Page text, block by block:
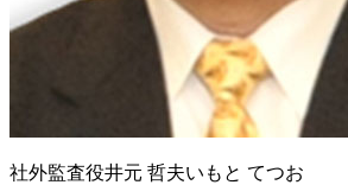
社外監査役井元 哲夫いもと てつお